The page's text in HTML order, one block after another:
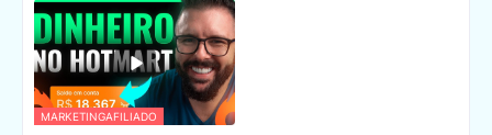
MARKETINGAFILIADO